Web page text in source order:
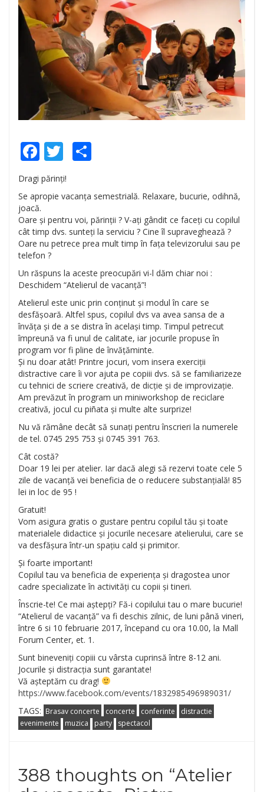
Facebook
Twitter
Dragi părinți!
Se apropie vacanța semestrială. Relaxare, bucurie, odihnă,
joacă.
Oare și pentru voi, părinții ? V-ați gândit ce faceți cu copilul
cât timp dvs. sunteți la serviciu ? Cine îl supraveghează ?
Oare nu petrece prea mult timp în fața televizorului sau pe
telefon ?
Un răspuns la aceste preocupări vi-l dăm chiar noi :
Deschidem “Atelierul de vacanță”!
Atelierul este unic prin conținut și modul în care se
desfășoară. Altfel spus, copilul dvs va avea sansa de a
învăța și de a se distra în același timp. Timpul petrecut
împreună va fi unul de calitate, iar jocurile propuse în
program vor fi pline de învățăminte.
Și nu doar atât! Printre jocuri, vom insera exerciții
distractive care îi vor ajuta pe copiii dvs. să se familiarizeze
cu tehnici de scriere creativă, de dicție și de improvizație.
Am prevăzut în program un miniworkshop de reciclare
creativă, jocul cu piñata și multe alte surprize!
Nu vă rămâne decât să sunați pentru înscrieri la numerele
de tel. 0745 295 753 și 0745 391 763.
Cât costă?
Doar 19 lei per atelier. Iar dacă alegi să rezervi toate cele 5
zile de vacanță vei beneficia de o reducere substanțială! 85
lei in loc de 95 !
Gratuit!
Vom asigura gratis o gustare pentru copilul tău și toate
materialele didactice și jocurile necesare atelierului, care se
va desfășura într-un spațiu cald și primitor.
Și foarte important!
Copilul tau va beneficia de experiența și dragostea unor
cadre specializate în activități cu copii și tineri.
Înscrie-te! Ce mai aștepți? Fă-i copilului tau o mare bucurie!
“Atelierul de vacanță” va fi deschis zilnic, de luni până vineri,
între 6 si 10 februarie 2017, începand cu ora 10.00, la Mall
Forum Center, et. 1.
Sunt bineveniți copiii cu vârsta cuprinsă între 8-12 ani.
Jocurile și distracția sunt garantate!
Vă așteptăm cu drag!
https://www.facebook.com/events/1832985496989031/
TAGS: Brasav concerte concerte conferinte
distractie
evenimente
muzica party spectacol
388 thoughts on “Atelier